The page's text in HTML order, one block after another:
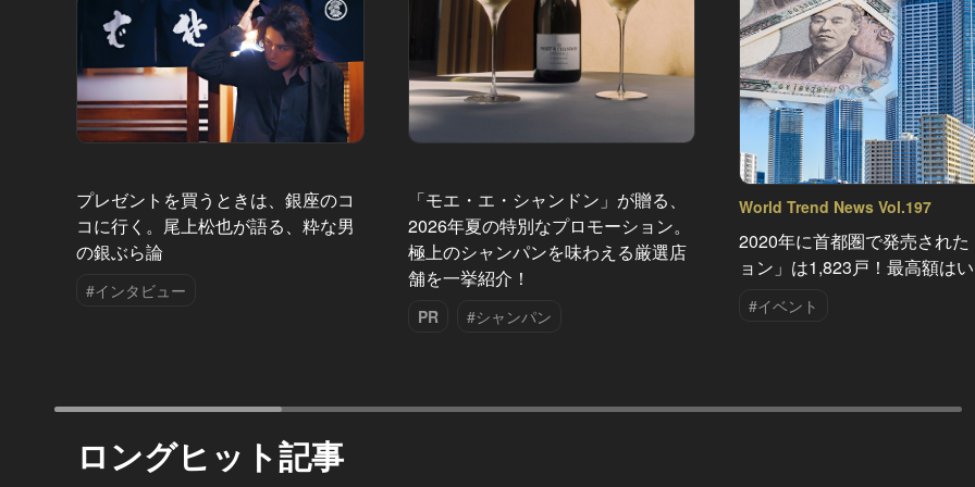
プレゼントを買うときは、銀座のコ
コに行く。尾上松也が語る、粋な男
の銀ぶら論
#インタビュー
「モエ・エ・シャンドン」が贈る、
2026年夏の特別なプロモーション。
極上のシャンパンを味わえる厳選店
舗を一挙紹介！
PR #シャンパン
World Trend News Vol.197
2020年に首都圏で発売され
ョン」は1,823戸！最高額は
#イベント
ロングヒット記事